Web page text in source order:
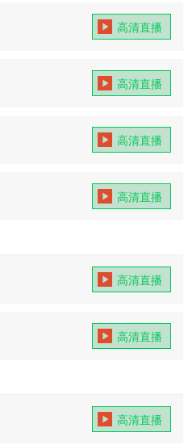
高清直播
高清直播
高清直播
高清直播
高清直播
高清直播
高清直播